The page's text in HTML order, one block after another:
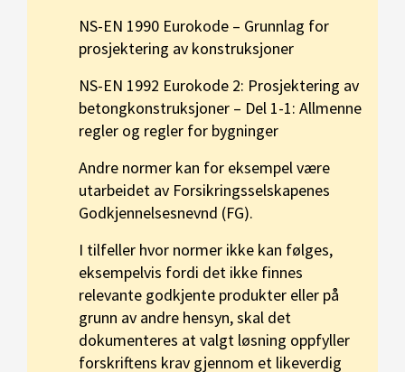
NS-EN 1990 Eurokode – Grunnlag for
prosjektering av konstruksjoner
NS-EN 1992 Eurokode 2: Prosjektering av
betongkonstruksjoner – Del 1-1: Allmenne
regler og regler for bygninger
Andre normer kan for eksempel være
utarbeidet av Forsikringsselskapenes
Godkjennelsesnevnd (FG).
I tilfeller hvor normer ikke kan følges,
eksempelvis fordi det ikke finnes
relevante godkjente produkter eller på
grunn av andre hensyn, skal det
dokumenteres at valgt løsning oppfyller
forskriftens krav gjennom et likeverdig